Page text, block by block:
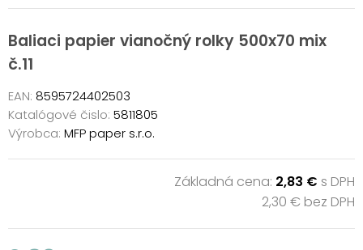
Baliaci papier vianočný rolky 500x70 mix
č.11
EAN: 8595724402503
Katalógové čislo: 5811805
Výrobca: MFP paper s.r.o.
Základná cena: 2,83 € s DPH
2,30 € bez DPH